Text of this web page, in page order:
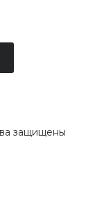
защищены